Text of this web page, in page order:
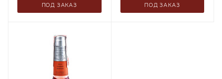
ПОД ЗАКАЗ ПОД ЗАКАЗ